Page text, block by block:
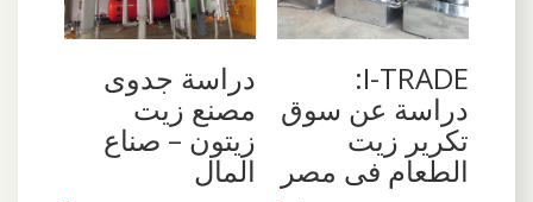
I-TRADE:
دراسة عن سوق
تكرير زيت
الطعام فى مصر
دراسة جدوى
مصنع زيت
زيتون – صناع
المال